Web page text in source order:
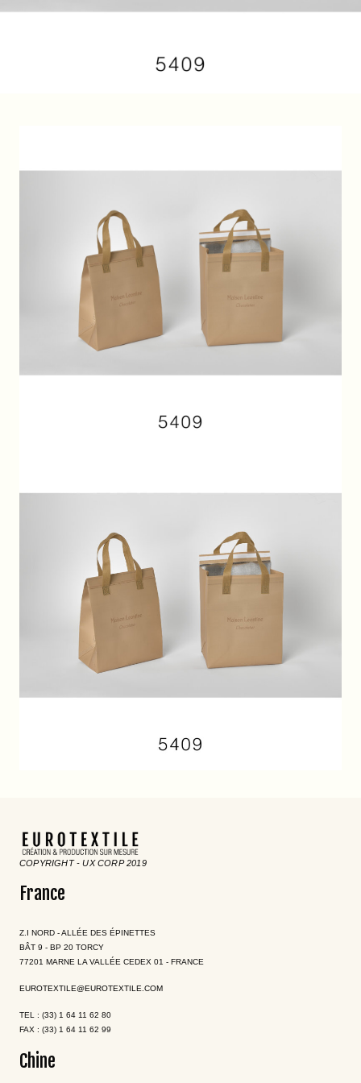
COPYRIGHT - UX CORP 2019
France
Z.I NORD - ALLÉE DES ÉPINETTES
BÂT 9 - BP 20 TORCY
77201 MARNE LA VALLÉE CEDEX 01 - FRANCE
EUROTEXTILE@EUROTEXTILE.COM
TEL : (33) 1 64 11 62 80
FAX : (33) 1 64 11 62 99
Chine